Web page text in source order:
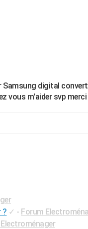
digital
vous m'aider svp merci
? ✓ - Forum